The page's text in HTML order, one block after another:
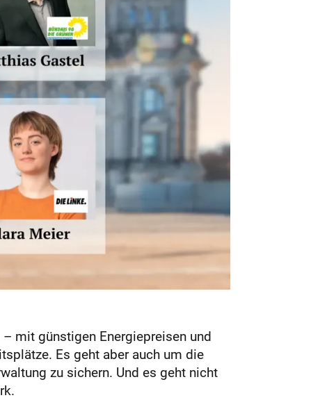
mit günstigen Energiepreisen und
Es geht aber auch um die
zu sichern. Und es geht nicht